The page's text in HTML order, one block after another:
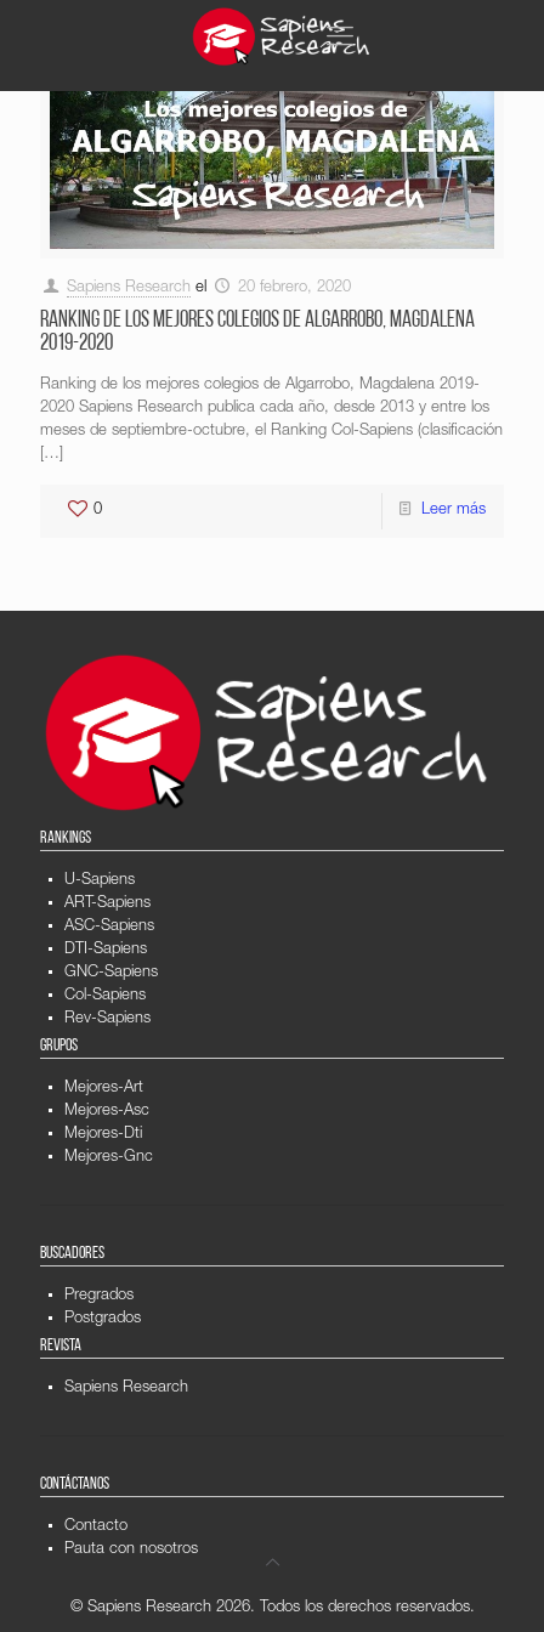
Sapiens Research el 20 febrero, 2020
Ranking de los mejores colegios de Algarrobo, Magdalena
2019-2020
Ranking de los mejores colegios de Algarrobo, Magdalena 2019-
2020 Sapiens Research publica cada año, desde 2013 y entre los
meses de septiembre-octubre, el Ranking Col-Sapiens (clasificación
[…]
0 Leer más
RANKINGS
U-Sapiens
ART-Sapiens
ASC-Sapiens
DTI-Sapiens
GNC-Sapiens
Col-Sapiens
Rev-Sapiens
GRUPOS
Mejores-Art
Mejores-Asc
Mejores-Dti
Mejores-Gnc
BUSCADORES
Pregrados
Postgrados
REVISTA
Sapiens Research
CONTÁCTANOS
Contacto
Pauta con nosotros
© Sapiens Research 2026. Todos los derechos reservados.